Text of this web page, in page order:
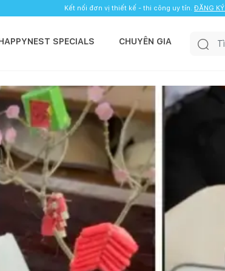
Kết nối đơn vị thiết kế - thi công uy tín. ĐĂNG KÝ
SPECIALS CHUYÊN GIA